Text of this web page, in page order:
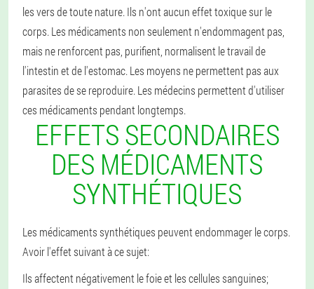
les vers de toute nature. Ils n'ont aucun effet toxique sur le
corps. Les médicaments non seulement n'endommagent pas,
mais ne renforcent pas, purifient, normalisent le travail de
l'intestin et de l'estomac. Les moyens ne permettent pas aux
parasites de se reproduire. Les médecins permettent d'utiliser
ces médicaments pendant longtemps.
EFFETS SECONDAIRES
DES MÉDICAMENTS
SYNTHÉTIQUES
Les médicaments synthétiques peuvent endommager le corps.
Avoir l'effet suivant à ce sujet:
Ils affectent négativement le foie et les cellules sanguines;